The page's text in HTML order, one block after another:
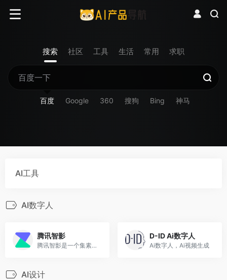
搜索 社区 工具 生活 常用 求职
百度 Google 360 搜狗 Bing 神马
AI工具
AI数字人
腾讯智影
腾讯智影是一个集素材搜集、视频剪辑、后期包装、渲染导出和发布于一体的在线剪辑平台，能够为用户提供从端到端的一站式视频剪辑及制作服务。
D-ID Ai数字人
Ai数字人，Ai视频生成
AI设计